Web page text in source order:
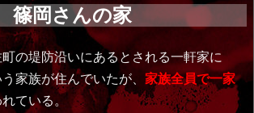
篠岡さんの家
の堤防沿いにあるとされる一軒家に
家族が住んでいたが、 家族全員で一家
ている。